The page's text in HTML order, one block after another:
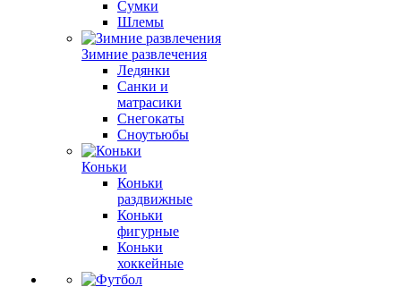
Сумки
Шлемы
Зимние развлечения
Ледянки
Санки и
матрасики
Снегокаты
Сноутьюбы
Коньки
Коньки
раздвижные
Коньки
фигурные
Коньки
хоккейные